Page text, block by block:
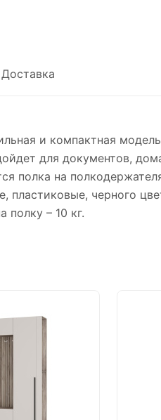
Доставка
и компактная
для документов,
полка на
черного
полку – 10 кг.